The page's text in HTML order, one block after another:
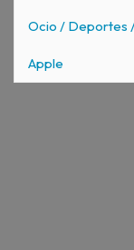
Ocio / Deportes
Apple